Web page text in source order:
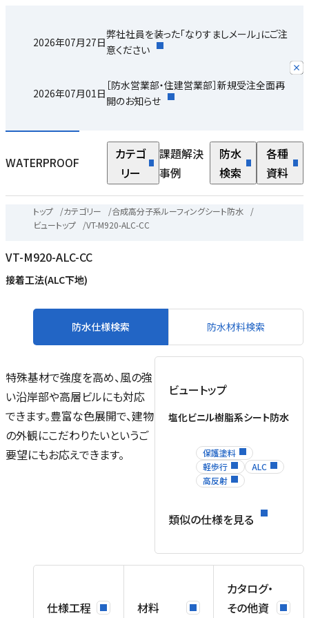
2026年07月27日
弊社社員を装った「なりすましメール」にご注
意ください
2026年07月01日
［防水営業部・住建営業部］新規受注全面再
開のお知らせ
WATERPROOF
カテゴ
リー
課題解決
事例
防水
検索
各種
資料
トップ /カテゴリー /合成高分子系ルーフィングシート防水
/
ビュートップ
/VT-M920-ALC-CC
VT-M920-ALC-CC
接着工法(ALC下地)
防水仕様検索 防水材料検索
特殊基材で強度を高め、風の強
い沿岸部や高層ビルにも対応
できます。豊富な色展開で、建物
の外観にこだわりたいというご
要望にもお応えできます。
ビュートップ
塩化ビニル樹脂系シート防水
保護塗料
軽歩行
ALC
高反射
類似の仕様を見る
仕様工程 材料
カタログ・
その他資